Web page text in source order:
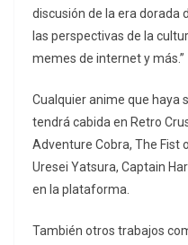
discusión de la era dorada
las perspectivas de la
memes de internet y más.”
Cualquier anime que haya
tendrá cabida en Retro
Adventure Cobra, The Fist
Uresei Yatsura, Captain
en la plataforma.
También otros trabajos